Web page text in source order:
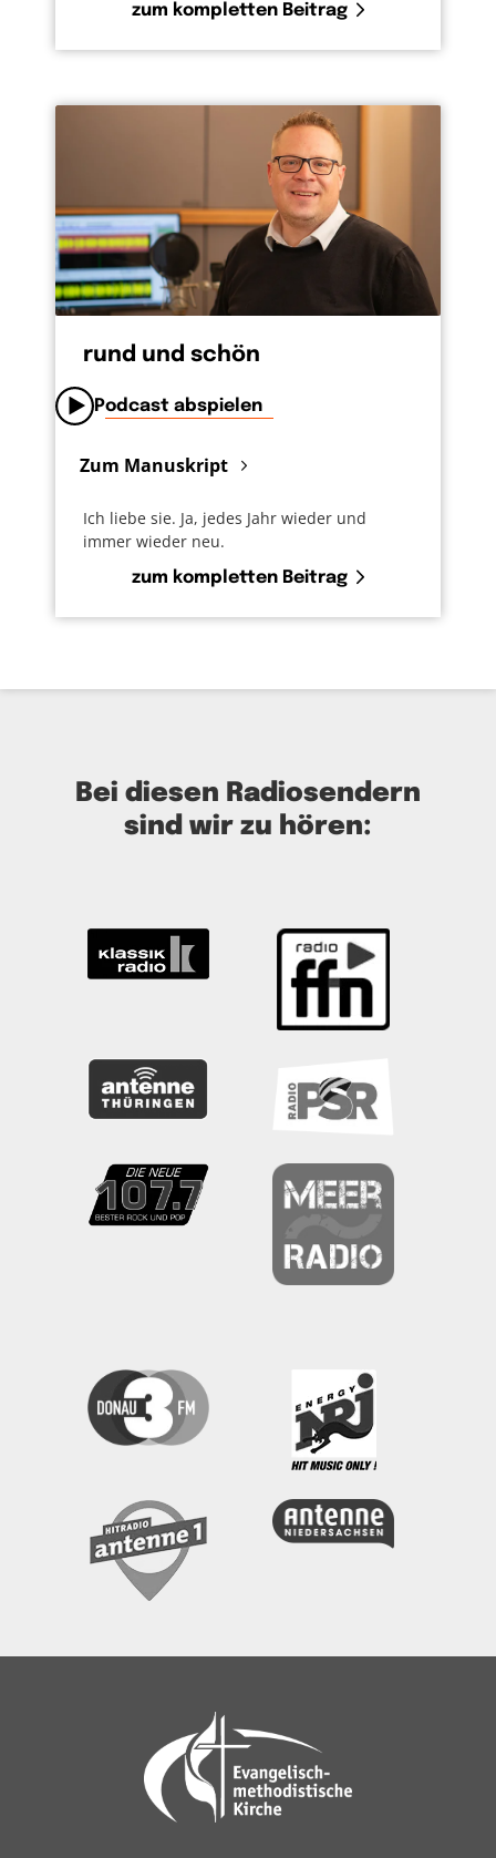
zum kompletten Beitrag
rund und schön
Podcast abspielen
Zum Manuskript
Ich liebe sie. Ja, jedes Jahr wieder und
immer wieder neu.
zum kompletten Beitrag
Bei diesen Radiosendern
sind wir zu hören: